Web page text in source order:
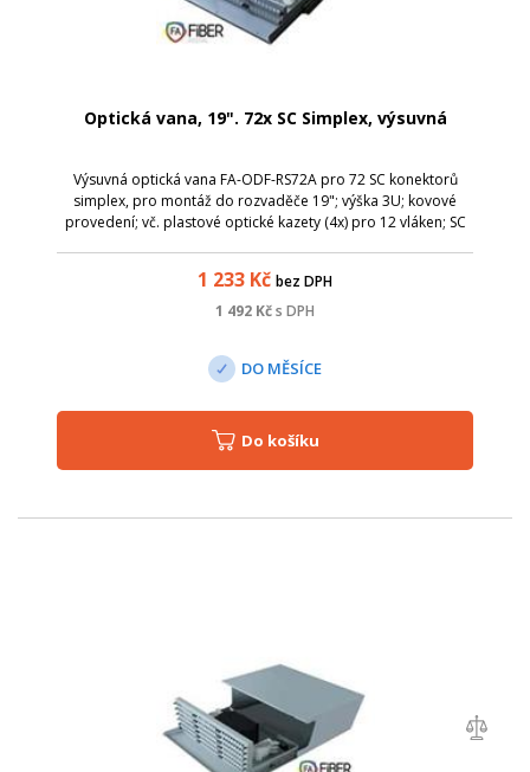
Optická vana, 19". 72x SC Simplex, výsuvná
Výsuvná optická vana FA-ODF-RS72A pro 72 SC konektorů
simplex, pro montáž do rozvaděče 19"; výška 3U; kovové
provedení; vč. plastové optické kazety (4x) pro 12 vláken; SC
1 233 Kč bez DPH
1 492 Kčs DPH
DO MĚSÍCE
Do košíku